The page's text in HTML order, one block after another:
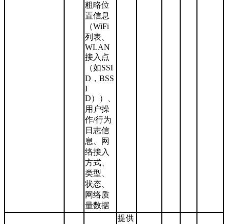
粗略位
置信息
（WiFi
列表、
WLAN
接入点
（如SSI
D，BSS
I
D））、
用户操
作/行为
日志信
息、网
络接入
方式、
类型、
状态、
网络质
量数据
提供